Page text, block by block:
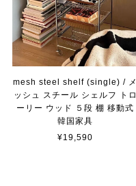
mesh steel shelf (single) / メ
ッシュ スチール シェルフ トロ
ーリー ウッド ５段 棚 移動式
韓国家具
¥19,590